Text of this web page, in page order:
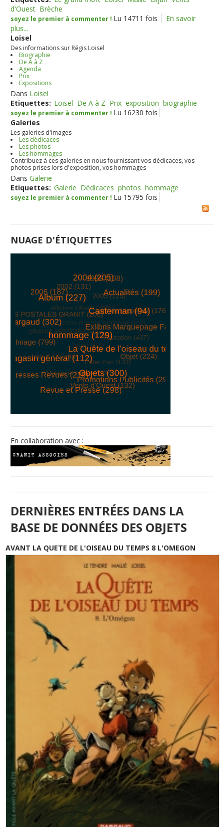
d'Ouest Brèche
soyez le premier à commenter ! Lu 14711 fois
En savoir
plus...
Loisel
Des informations sur Régis Loisel
Biographie
De A à Z
Agenda
Prix
Expositions
Dans Loisel
Etiquettes: Loisel De A à Z Prix exposition biographie
soyez le premier à commenter ! Lu 16230 fois
Galeries
Les galeries d'images
Les dédicaces
Les photos
Les hommages
Contribuez à ces galeries en nous fournissant vos dédicaces, vos
photos prises lors d'exposition, vos hommages
DansGalerie
Etiquettes: Galerie Dédicaces photos hommage
soyez le premier à commenter ! Lu 15795 fois
NUAGE D'ÉTIQUETTES
En collaboration avec :
DERNIÈRES ENTRÉES DANS LA
BASE DE DONNÉES DES OBJETS
AVANT LA QUETE DE L'OISEAU DU TEMPS 8 L'OMEGON